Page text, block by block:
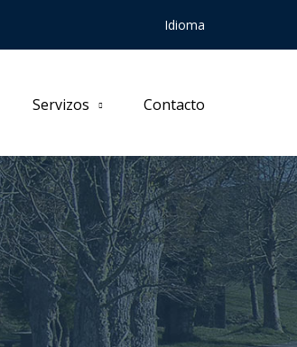
Idioma
Servizos Contacto